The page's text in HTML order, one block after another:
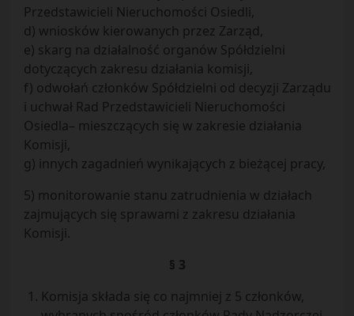
Przedstawicieli Nieruchomości Osiedli,
d) wniosków kierowanych przez Zarząd,
e) skarg na działalność organów Spółdzielni
dotyczących zakresu działania komisji,
f) odwołań członków Spółdzielni od decyzji Zarządu
i uchwał Rad Przedstawicieli Nieruchomości
Osiedla– mieszczących się w zakresie działania
Komisji,
g) innych zagadnień wynikających z bieżącej pracy,
5) monitorowanie stanu zatrudnienia w działach
zajmujących się sprawami z zakresu działania
Komisji.
§ 3
Komisja składa się co najmniej z 5 członków,